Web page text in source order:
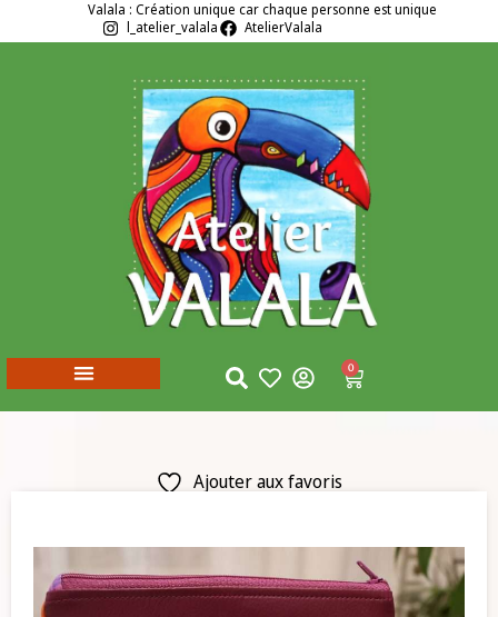
Valala : Création unique car chaque personne est unique
l_atelier_valala
AtelierValala
0
Ajouter aux favoris